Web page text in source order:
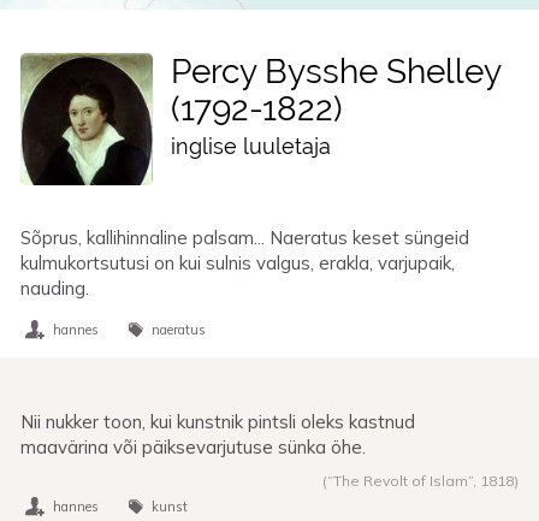
Percy Bysshe Shelley
1792-1822
inglise luuletaja
Sõprus, kallihinnaline palsam... Naeratus keset süngeid
kulmukortsutusi on kui sulnis valgus, erakla, varjupaik,
nauding.
hannes naeratus
Nii nukker toon, kui kunstnik pintsli oleks kastnud
maavärina või päiksevarjutuse sünka öhe.
(“The Revolt of Islam”, 1818)
hannes kunst